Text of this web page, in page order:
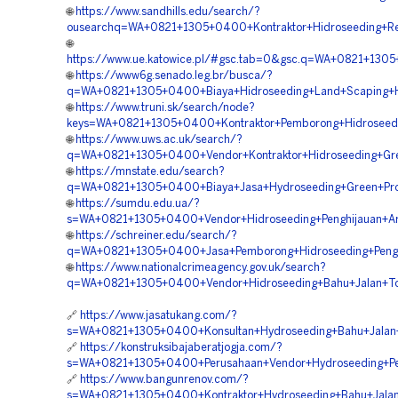
🌐 https://www.sandhills.edu/search/?
🌐
https://www.ue.katowice.pl/
🌐 https://www6g.senado.leg.br/busca/?
🌐 https://www.truni.sk/search/node?
🌐 https://www.uws.ac.uk/search/?
🌐 https://mnstate.edu/search?
🌐 https://sumdu.edu.ua/?
🌐 https://schreiner.edu/search/?
🌐 https://www.nationalcrimeagency.gov.uk/search?
🔗 https://www.jasatukang.com/?
🔗 https://konstruksibajaberatjogja.com/?
🔗 https://www.bangunrenov.com/?